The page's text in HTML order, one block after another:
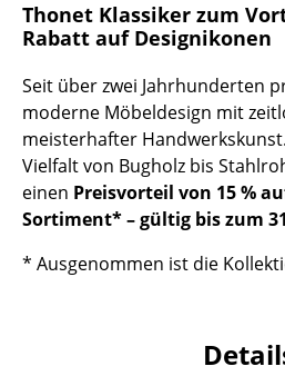
Kleinaufbewahrung
... alle Aufbewahrungsmöbel
Licht
Hängeleuchten &
Stehleuchten & Leseleuchten
Thonet Klassiker zum
Rabatt auf Designikonen
Seit über zwei Jahrhunderten
moderne Möbeldesign mit
meisterhafter
Vielfalt von Bugholz bis
einen Preisvorteil von 15 %
Sortiment* – gültig bis zum
* Ausgenommen ist die